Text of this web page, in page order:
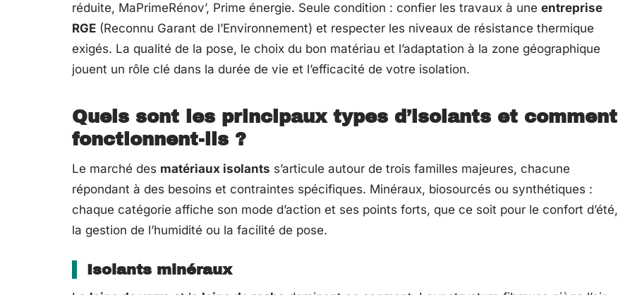
réduite, MaPrimeRénov’, Prime énergie. Seule condition : confier les travaux à une entreprise
RGE (Reconnu Garant de l’Environnement) et respecter les niveaux de résistance thermique
exigés. La qualité de la pose, le choix du bon matériau et l’adaptation à la zone géographique
jouent un rôle clé dans la durée de vie et l’efficacité de votre isolation.
Quels sont les principaux types d’isolants et comment
fonctionnent-ils ?
Le marché des matériaux isolants s’articule autour de trois familles majeures, chacune
répondant à des besoins et contraintes spécifiques. Minéraux, biosourcés ou synthétiques :
chaque catégorie affiche son mode d’action et ses points forts, que ce soit pour le confort d’été,
la gestion de l’humidité ou la facilité de pose.
Isolants minéraux